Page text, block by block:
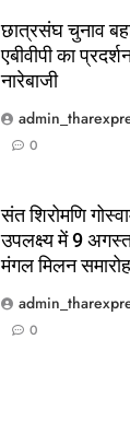
छात्रसंघ चुनाव
एबीवीपी का
नारेबाजी
0
संत शिरोमणि
उपलक्ष्य में 9 अगस्त
मंगल मिलन समारोह
0